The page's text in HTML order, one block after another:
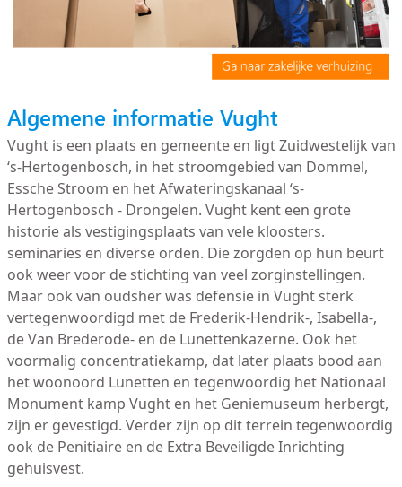
Algemene informatie Vught
Vught is een plaats en gemeente en ligt Zuidwestelijk van
‘s-Hertogenbosch, in het stroomgebied van Dommel,
Essche Stroom en het Afwateringskanaal ‘s-
Hertogenbosch - Drongelen. Vught kent een grote
historie als vestigingsplaats van vele kloosters.
seminaries en diverse orden. Die zorgden op hun beurt
ook weer voor de stichting van veel zorginstellingen.
Maar ook van oudsher was defensie in Vught sterk
vertegenwoordigd met de Frederik-Hendrik-, Isabella-,
de Van Brederode- en de Lunettenkazerne. Ook het
voormalig concentratiekamp, dat later plaats bood aan
het woonoord Lunetten en tegenwoordig het Nationaal
Monument kamp Vught en het Geniemuseum herbergt,
zijn er gevestigd. Verder zijn op dit terrein tegenwoordig
ook de Penitiaire en de Extra Beveiligde Inrichting
gehuisvest.